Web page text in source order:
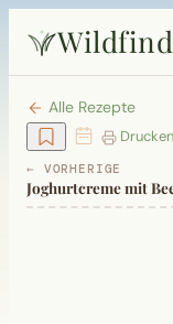
Wildfind
Startseite
Pflanzen
Alle Rezepte
Drucken
← VORHERIGE
Joghurtcreme mit